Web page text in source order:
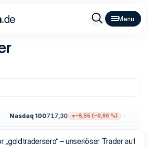
.de
Nasdaq 100717,30 −6,55 (−0,90 %)
„goldtradersero“ – unseriöser Trader auf